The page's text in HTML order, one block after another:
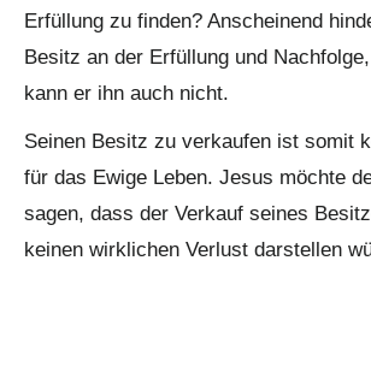
Erfüllung zu finden? Anscheinend
Besitz an der Erfüllung und
kann er ihn auch nicht.
Seinen Besitz zu verkaufen ist somit
für das Ewige Leben. Jesus möchte
sagen, dass der Verkauf seines
keinen wirklichen Verlust darstellen